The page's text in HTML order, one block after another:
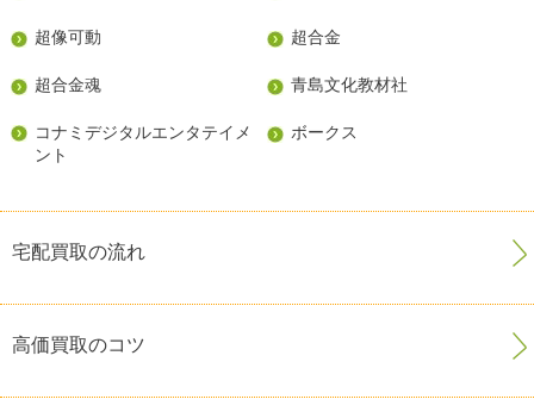
超像可動 超合金
超合金魂 青島文化教材社
コナミデジタルエンタテイメ
ント
ボークス
宅配買取の流れ
高価買取のコツ